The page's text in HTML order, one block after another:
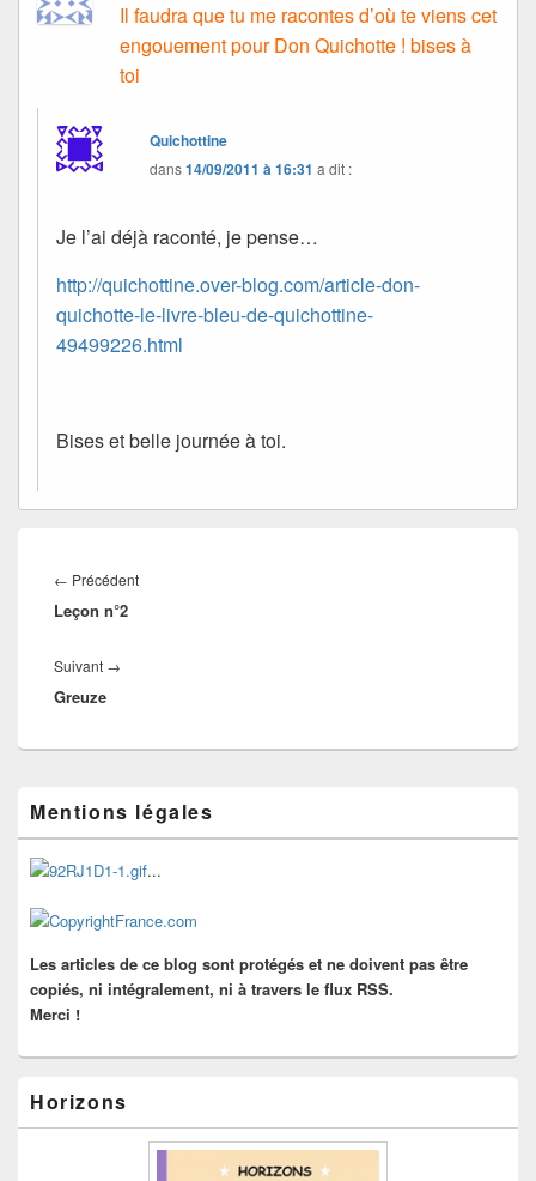
Il faudra que tu me racontes d’où te viens cet
engouement pour Don Quichotte ! bises à
toi
Quichottine
dans14/09/2011 à 16:31 a dit :
Je l’ai déjà raconté, je pense…
http://quichottine.over-blog.com/article-don-
quichotte-le-livre-bleu-de-quichottine-
49499226.html
Bises et belle journée à toi.
de
l’article
← PrécédentArticle
Leçon n°2
Suivant →
Greuze
principale
de
widget
pour
barre
Mentions légales
...
Les articles de ce blog sont protégés et ne doivent pas être
copiés, ni intégralement, ni à travers le flux RSS.
Merci !
Horizons